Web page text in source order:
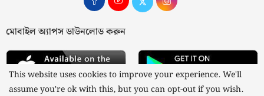
মোবাইল অ্যাপস ডাউনলোড করুন
This website uses cookies to improve your experience. We'll
assume you're ok with this, but you can opt-out if you wish.